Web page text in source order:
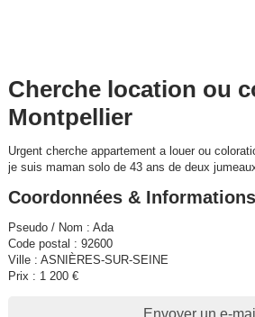
Cherche location ou
Montpellier
Urgent cherche appartement a louer ou
je suis maman solo de 43 ans de deux
Coordonnées & Informations
Pseudo / Nom : Ada
Code postal : 92600
Ville : ASNIÈRES-SUR-SEINE
Prix : 1 200 €
Envoyer un e-mail